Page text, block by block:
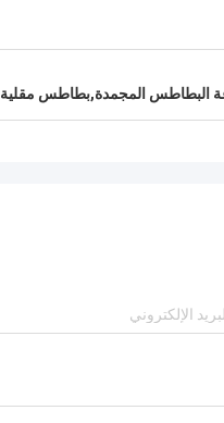
البطاطس المجمدة,بطاطس مقلية